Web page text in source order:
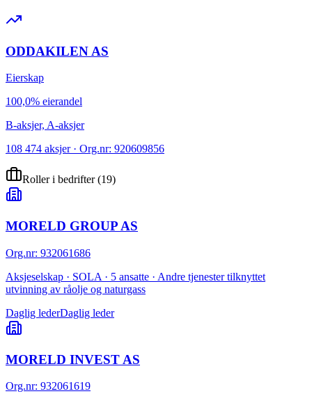
ODDAKILEN AS
Eierskap
100,0% eierandel
B-aksjer, A-aksjer
108 474 aksjer · Org.nr: 920609856
Roller i bedrifter(19)
MORELD GROUP AS
Org.nr: 932061686
Aksjeselskap · SOLA · 5 ansatte · Andre tjenester tilknyttet
utvinning av råolje og naturgass
Daglig lederDaglig leder
MORELD INVEST AS
Org.nr: 932061619